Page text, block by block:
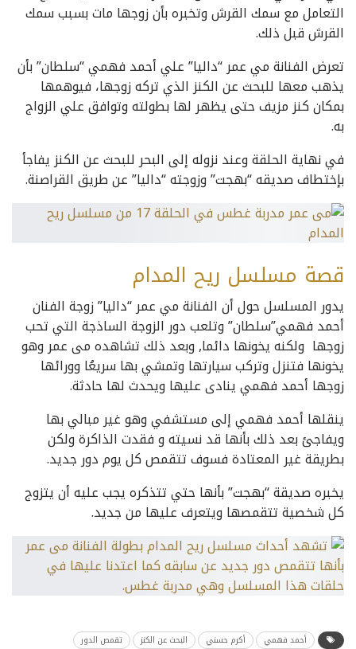
التعامل مع سمك القرش وتخبره بأن زوجها مات بسبب سمك
القرش قبل ذلك.
تعرض الفنانة مي عمر “داليا” علي أحمد فهمي “سلطان” بأن
يذهب معها للبحث عن الكنز الذي تركه زوجها، فيوهمها
بمكان كنز مزيف حتى يظهر لها بطولته وتوافق علي الزواج
به.
في نهاية الحلقة وعند نزوله إلى البحر للبحث عن الكنز يفاجأ
بإختطاف صديقه “بهجت” وزوجته “داليا” عن طريق القراصنة.
قصة مسلسل ريح المدام
يدور المسلسل حول أن الفنانة مي عمر “داليا” زوجة الفنان
أحمد فهمي”سلطان” وتلعب دور الزوجة الساذجة التي تحب
زوجها ولكنه يخونها دائما, وبعد ذلك تشاهده مى عمر وهو
يخونها فتنزل وتركب سيارتها وتمشي بها سريعُا وورائها
زوجها أحمد فهمي ينادى عليها ويحدث لها حادثة.
ينقلها أحمد فهمي إلى مستشفي وهو غير مبالي بها
ويفاجئ بعد ذلك بأنها قد نسيته و فقدت الذاكرة ولكن
بطريقة غير المعتادة فسوف تتقمص كل يوم دور جديد.
يخبره صديقة “بهجت” بأنها حتي تتذكره يجب عليه أن يتزوج
كل شخصية تتقمصها ويتعرف عليها من جديد.
أحمد فهمي أكرم حسني البحث عن الكنز
تقمص الدور